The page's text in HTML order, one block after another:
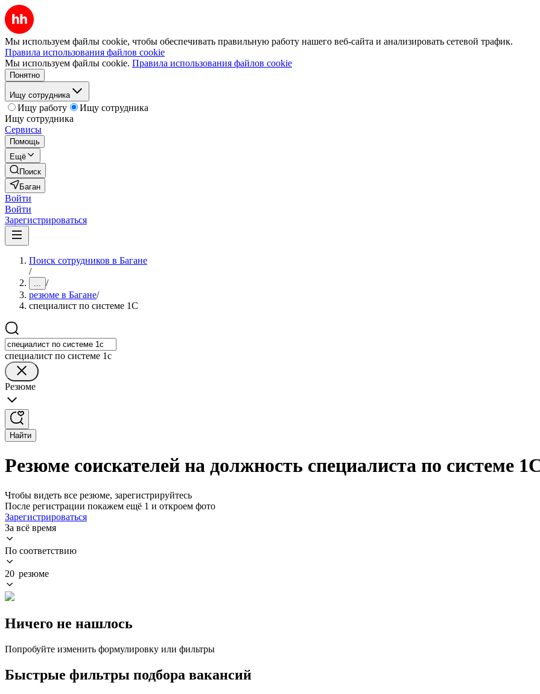
Мы используем файлы cookie, чтобы обеспечивать правильную работу нашего веб-сайта и анализировать сетевой трафик.
Правила использования файлов cookie
Мы используем файлы cookie. Правила использования файлов cookie
Понятно
Ищу сотрудника
Ищу работу
Ищу сотрудника
Ищу сотрудника
Сервисы
Помощь
Ещё
Поиск
Баган
Войти
Войти
Зарегистрироваться
Поиск сотрудников в Багане
/
... /
резюме в Багане/
специалист по системе 1С
специалист по системе 1с
Резюме
Найти
Резюме соискателей на должность специалиста по системе
Чтобы видеть все резюме, зарегистрируйтесь
После регистрации покажем ещё 1 и откроем фото
Зарегистрироваться
За всё время
По соответствию
20 резюме
Ничего не нашлось
Попробуйте изменить формулировку или фильтры
Быстрые фильтры подбора вакансий